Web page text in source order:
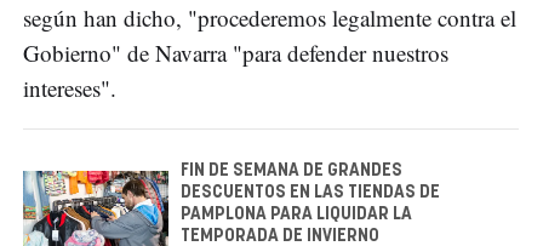
según han dicho, "procederemos legalmente contra el
Gobierno" de Navarra "para defender nuestros
intereses".
FIN DE SEMANA DE GRANDES
DESCUENTOS EN LAS TIENDAS DE
PAMPLONA PARA LIQUIDAR LA
TEMPORADA DE INVIERNO